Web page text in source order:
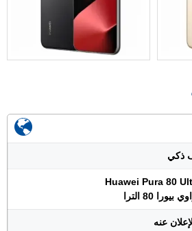
ذكي
80 الترا
عنه